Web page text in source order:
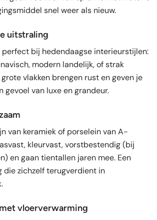
snel weer als nieuw.
uitstraling
perfect bij hedendaagse interieurstijlen:
modern landelijk, of strak
vlakken brengen rust en geven je
gevoel van luxe en grandeur.
van keramiek of porselein van A-
kleurvast, vorstbestendig (bij
en gaan tientallen jaren mee. Een
die zichzelf terugverdient in
vloerverwarming